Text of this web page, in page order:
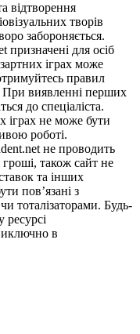
відтворення
творів
забороняється.
призначені для осіб
іграх може
правил
При виявленні перших
до спеціаліста.
іграх не може бути
роботі.
не проводить
гроші, також сайт не
та інших
пов’язані з
тоталізаторами. Будь-
ресурсі
в